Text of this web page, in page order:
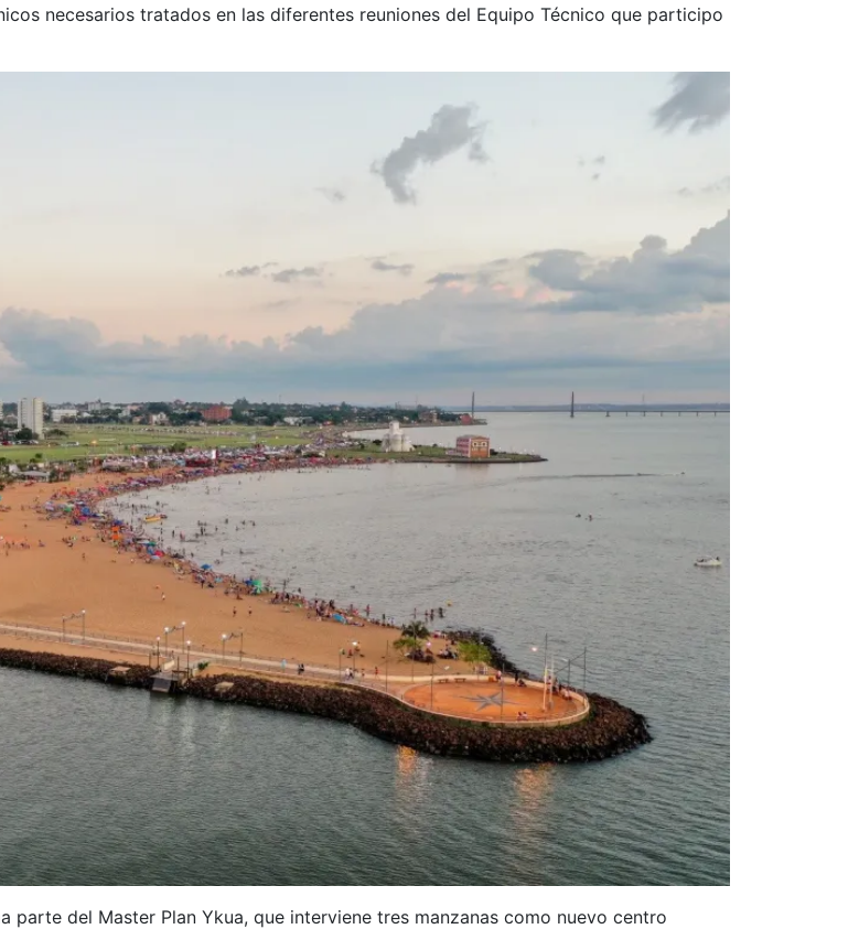
necesarios tratados en las diferentes reuniones del Equipo Técnico que participo
del Master Plan Ykua, que interviene tres manzanas como nuevo centro